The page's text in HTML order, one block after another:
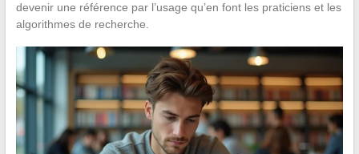
devenir une référence par l’usage qu’en font les praticiens et les
algorithmes de recherche.